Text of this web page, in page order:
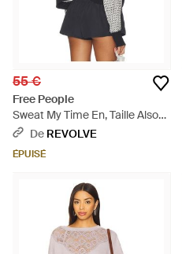
55 €
Free People
Sweat My Time En, Taille Also
En Xs - Noir
De REVOLVE
ÉPUISÉ